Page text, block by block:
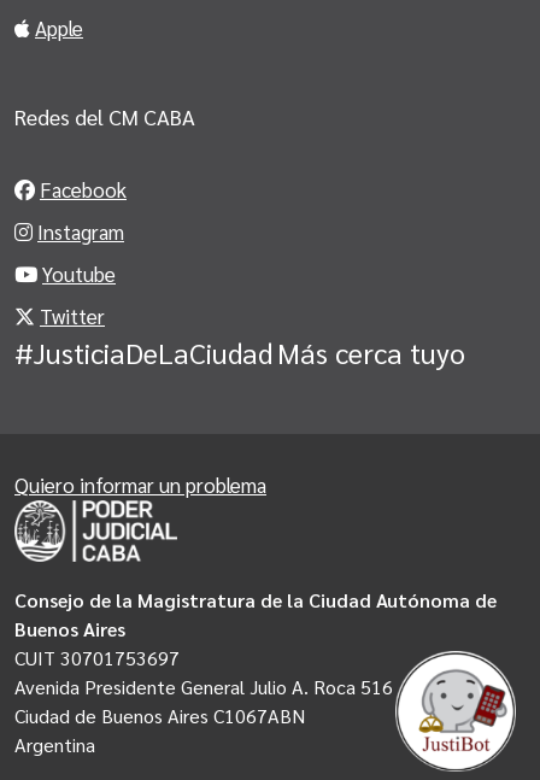
Apple
Redes del CM CABA
Facebook
Instagram
Youtube
Twitter
#JusticiaDeLaCiudad Más cerca tuyo
Consejo de la Magistratura de la Ciudad Autónoma de
Buenos Aires
CUIT 30701753697
Avenida Presidente General Julio A. Roca 516
Ciudad de Buenos Aires C1067ABN
Argentina
Quiero informar un problema